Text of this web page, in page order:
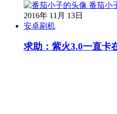
番茄小
2016年 11月 13日
安卓刷机
求助：紫火3.0一直卡